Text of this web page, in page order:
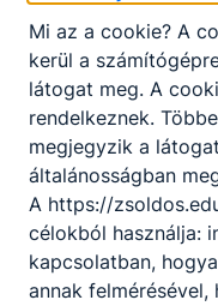
Diák futball
Mi az a cookie? A
kerül a
látogat meg. A
rendelkeznek.
megjegyzik a
általánosságban
A https://
célokból használja:
kapcsolatban,
annak